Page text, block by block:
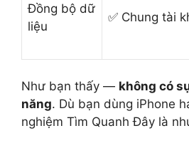
Đồng bộ dữ
liệu
✅ Chung tài
Như bạn thấy — không có
năng. Dù bạn dùng iPhone
nghiệm Tìm Quanh Đây là